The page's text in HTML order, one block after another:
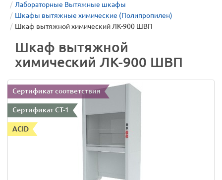
Лабораторные Вытяжные шкафы
Шкафы вытяжные химические (Полипропилен)
Шкаф вытяжной химический ЛК-900 ШВП
Шкаф вытяжной
химический ЛК-900 ШВП
Сертификат соответствия
Сертификат СТ-1
ACID